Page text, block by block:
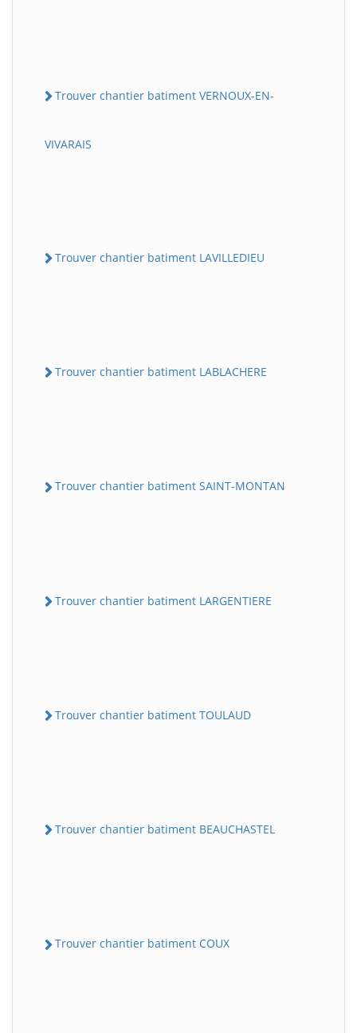
Trouver chantier batiment VERNOUX-EN-
VIVARAIS
Trouver chantier batiment LAVILLEDIEU
Trouver chantier batiment LABLACHERE
Trouver chantier batiment SAINT-MONTAN
Trouver chantier batiment LARGENTIERE
Trouver chantier batiment TOULAUD
Trouver chantier batiment BEAUCHASTEL
Trouver chantier batiment COUX